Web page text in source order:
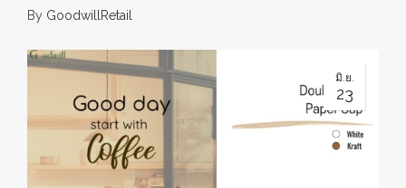
By GoodwillRetail
มิ.ย.
23